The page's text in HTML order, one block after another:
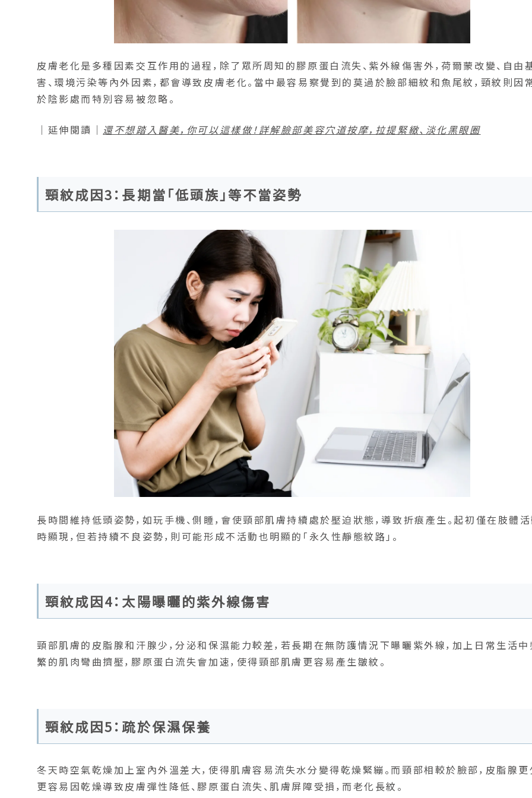
皮膚老化是多種因素交互作用的過程，除了眾所周知的膠原蛋白流失、紫外線傷害外，荷爾蒙改變、自由
害、環境污染等內外因素，都會導致皮膚老化。當中最容易察覺到的莫過於臉部細紋和魚尾紋，頸紋則因
於陰影處而特別容易被忽略。
｜延伸閱讀｜ 還不想踏入醫美，你可以這樣做！詳解臉部美容穴道按摩，拉提緊緻、淡化黑眼圈
頸紋成因3：長期當「低頭族」等不當姿勢
長時間維持低頭姿勢，如玩手機、側睡，會使頸部肌膚持續處於壓迫狀態，導致折痕產生。起初僅在肢體
時顯現，但若持續不良姿勢，則可能形成不活動也明顯的「永久性靜態紋路」。
頸紋成因4：太陽曝曬的紫外線傷害
頸部肌膚的皮脂腺和汗腺少，分泌和保濕能力較差，若長期在無防護情況下曝曬紫外線，加上日常生活
繁的肌肉彎曲擠壓，膠原蛋白流失會加速，使得頸部肌膚更容易產生皺紋。
頸紋成因5：疏於保濕保養
冬天時空氣乾燥加上室內外溫差大，使得肌膚容易流失水分變得乾燥緊繃。而頸部相較於臉部，皮脂腺更
更容易因乾燥導致皮膚彈性降低、膠原蛋白流失、肌膚屏障受損，而老化長紋。